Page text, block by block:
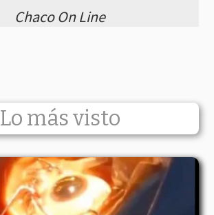
Chaco On Line
Lo más visto